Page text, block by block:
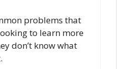
problems that
to learn more
don’t know what